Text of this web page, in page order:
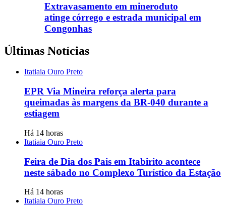
Extravasamento em mineroduto
atinge córrego e estrada municipal em
Congonhas
Últimas Notícias
Itatiaia Ouro Preto
EPR Via Mineira reforça alerta para
queimadas às margens da BR-040 durante a
estiagem
Há 14 horas
Itatiaia Ouro Preto
Feira de Dia dos Pais em Itabirito acontece
neste sábado no Complexo Turístico da Estação
Há 14 horas
Itatiaia Ouro Preto